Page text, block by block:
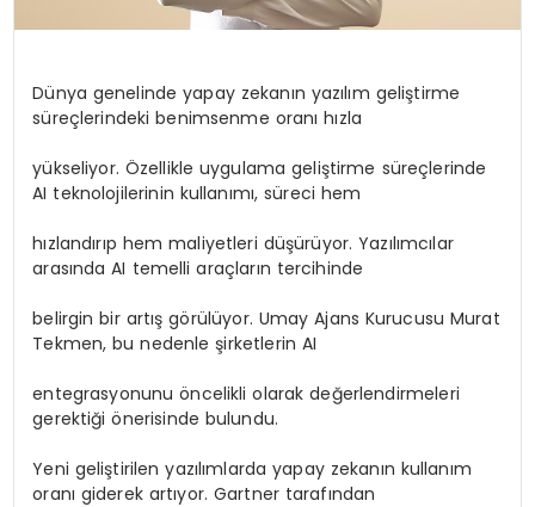
Dünya genelinde yapay zekanın yazılım geliştirme
süreçlerindeki benimsenme oranı hızla
yükseliyor. Özellikle uygulama geliştirme süreçlerinde
AI teknolojilerinin kullanımı, süreci hem
hızlandırıp hem maliyetleri düşürüyor. Yazılımcılar
arasında AI temelli araçların tercihinde
belirgin bir artış görülüyor. Umay Ajans Kurucusu Murat
Tekmen, bu nedenle şirketlerin AI
entegrasyonunu öncelikli olarak değerlendirmeleri
gerektiği önerisinde bulundu.
Yeni geliştirilen yazılımlarda yapay zekanın kullanım
oranı giderek artıyor. Gartner tarafından